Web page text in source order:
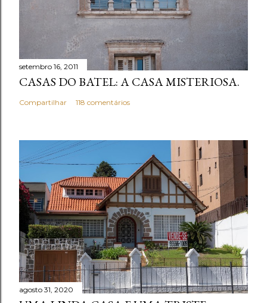
setembro 16, 2011
CASAS DO BATEL: A CASA MISTERIOSA.
Compartilhar 118 comentários
agosto 31, 2020